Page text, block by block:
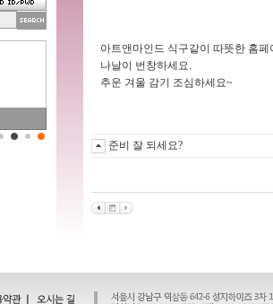
아트앤마인드 식구같이 따뜻한 홈
나날이 번창하세요.
추운 겨울 감기 조심하세요~
준비 잘 되세요?